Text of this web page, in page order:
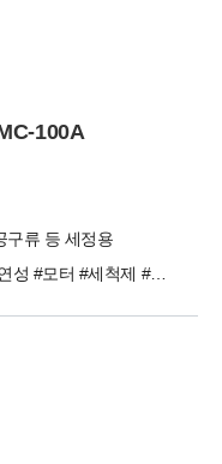
100A
구류 등 세정용
#동진케미칼 #불연성 #모터 #세척제 #EMC-100A